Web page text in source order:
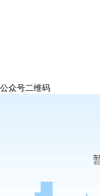
公众号二维码